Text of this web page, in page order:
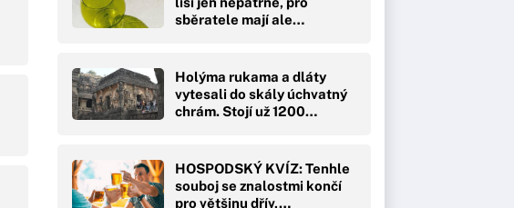
sběratele mají ale…
Holýma rukama a dláty
vytesali do skály úchvatný
chrám. Stojí už 1200…
HOSPODSKÝ KVÍZ: Tenhle
souboj se znalostmi končí
pro většinu dřív,…